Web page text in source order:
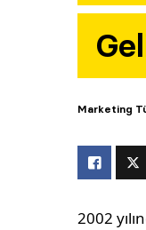
Marketing
2002